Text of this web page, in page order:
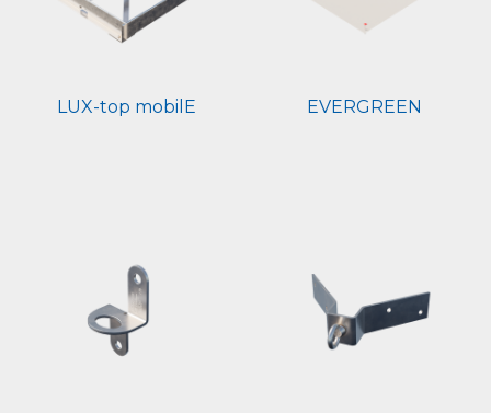
LUX-top mobilE EVERGREEN